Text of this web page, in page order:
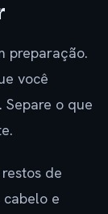
preparação.
você
o que
de
e